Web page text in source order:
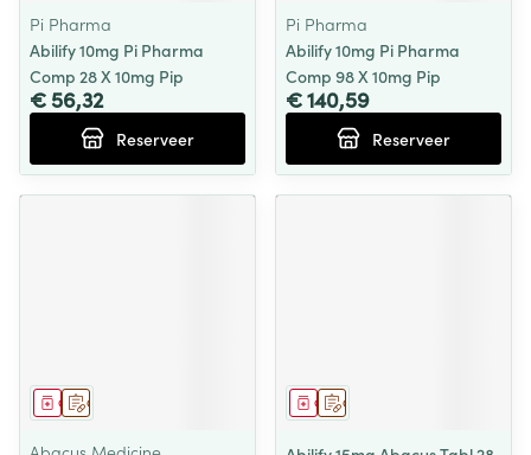
Pi Pharma
Abilify 10mg Pi Pharma
Comp 28 X 10mg Pip
€ 56,32
Reserveer
Pi Pharma
Abilify 10mg Pi Pharma
Comp 98 X 10mg Pip
€ 140,59
Reserveer
Op voorschrift
Geneesmiddel Op voorschrift
Geneesmiddel